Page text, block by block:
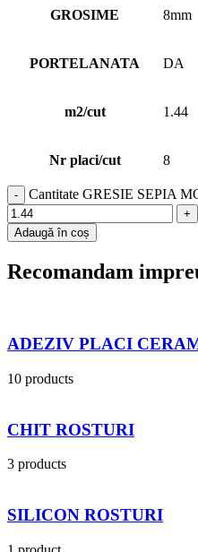
GROSIME 8mm
PORTELANATA DA
m2/cut 1.44
Nr placi/cut 8
Cantitate GRESIE SEPIA
Adaugă în coș
Recomandam
ADEZIV PLACI
10 products
CHIT ROSTURI
3 products
SILICON ROSTURI